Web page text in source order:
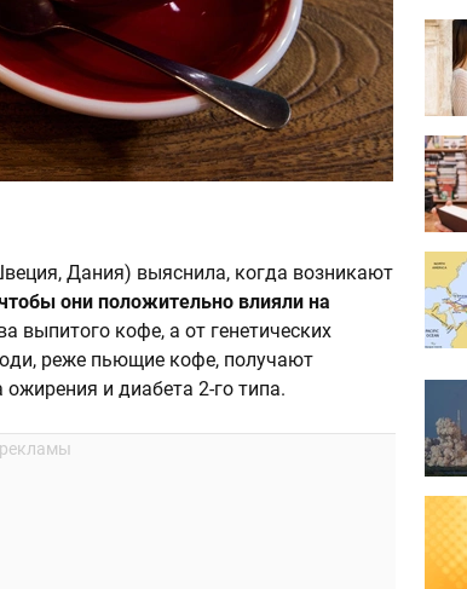
Дания) выяснила, когда возникают
они положительно влияли на
выпитого кофе, а от генетических
реже пьющие кофе, получают
и диабета 2-го типа.